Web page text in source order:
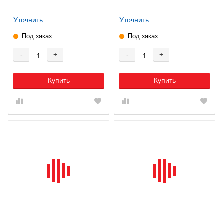
Уточнить
Под заказ
- +
Купить
Уточнить
Под заказ
- +
Купить